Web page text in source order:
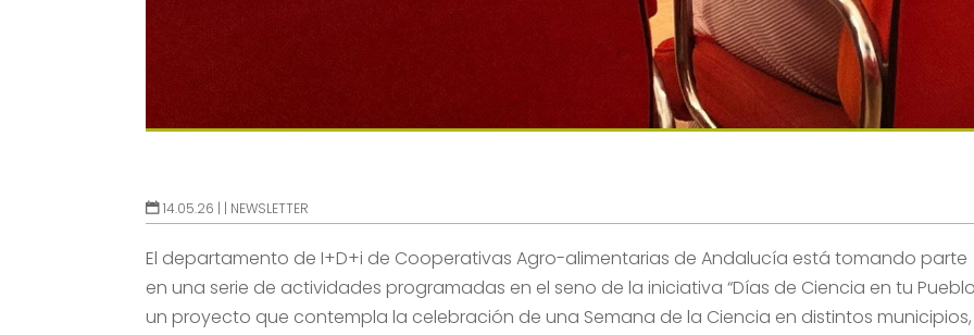
14.05.26 | | NEWSLETTER
El departamento de I+D+i de Cooperativas Agro-alimentarias de Andalucía está tomando parte
en una serie de actividades programadas en el seno de la iniciativa“Días de Ciencia en tu
un proyecto que contempla la celebración de una Semana de la Ciencia en distintos municipios,